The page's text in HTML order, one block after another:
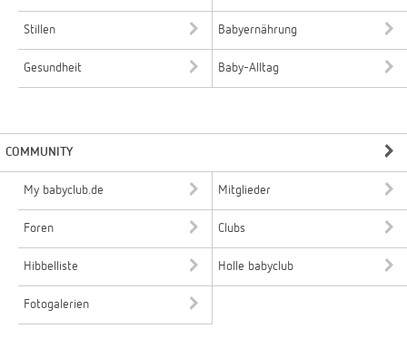
Stillen Babyernährung
Gesundheit Baby-Alltag
COMMUNITY
My babyclub.de Mitglieder
Foren Clubs
Hibbelliste Holle babyclub
Fotogalerien